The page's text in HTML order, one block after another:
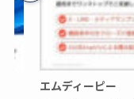
エムディーピー